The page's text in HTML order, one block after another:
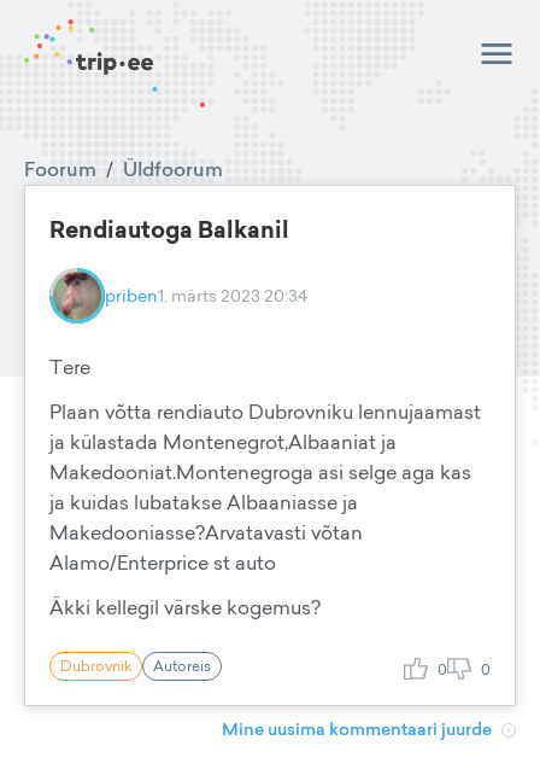
Foorum / Üldfoorum
Rendiautoga Balkanil
priben1. märts 2023 20:34
Tere
Plaan võtta rendiauto Dubrovniku lennujaamast
ja külastada Montenegrot,Albaaniat ja
Makedooniat.Montenegroga asi selge aga kas
ja kuidas lubatakse Albaaniasse ja
Makedooniasse?Arvatavasti võtan
Alamo/Enterprice st auto
Äkki kellegil värske kogemus?
Dubrovnik Autoreis 0 0
Mine uusima kommentaari juurde